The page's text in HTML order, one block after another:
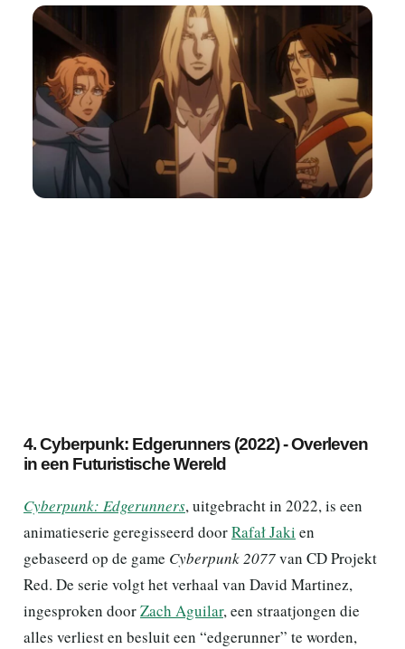
4. Cyberpunk: Edgerunners (2022) - Overleven
in een Futuristische Wereld
Cyberpunk: Edgerunners, uitgebracht in 2022, is een
animatieserie geregisseerd doorRafał Jaki en
gebaseerd op de game Cyberpunk 2077van CD Projekt
Red. De serie volgt het verhaal van David Martinez,
ingesproken doorZach Aguilar, een straatjongen die
alles verliest en besluit een “edgerunner” te worden,